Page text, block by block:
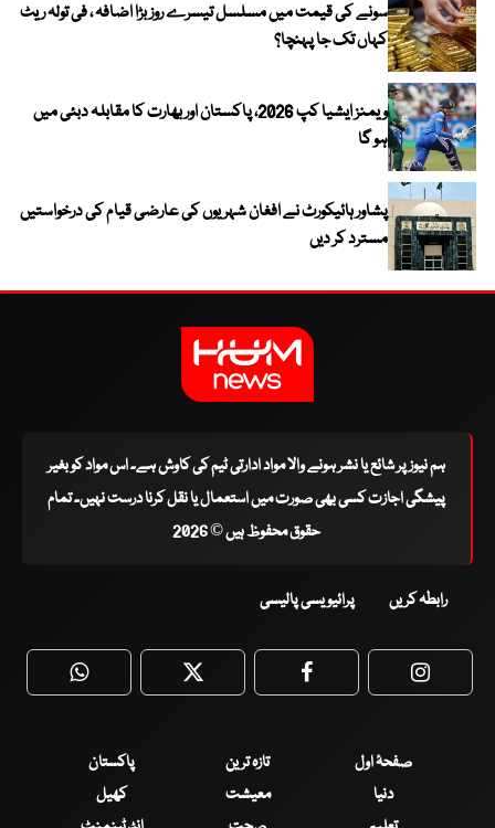
سونے کی قیمت میں مسلسل تیسرے روز بڑا اضافہ ، فی تولہ ریٹ
کہاں تک جا پہنچا؟
ویمنز ایشیا کپ 2026، پاکستان اور بھارت کا مقابلہ دبئی میں
ہو گا
پشاور ہائیکورٹ نے افغان شہریوں کی عارضی قیام کی درخواستیں
مسترد کر دیں
ہم نیوز پر شائع یا نشر ہونے والا مواد ادارتی ٹیم کی کاوش ہے۔ اس مواد کو بغیر
پیشگی اجازت کسی بھی صورت میں استعمال یا نقل کرنا درست نہیں۔ تمام
حقوق محفوظ ہیں © 2026
رابطہ کریں پرائیویسی پالیسی
WhatsApp Twitter Facebook
صفحۂ اول تازہ ترین
پاکستان
دنیا
معیشت
کھیل